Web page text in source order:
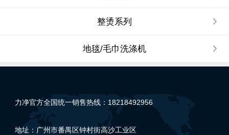
整烫系列
地毯/毛巾洗涤机
力净官方全国统一销售热线：18218492956
地址：广州市番禺区钟村街高沙工业区